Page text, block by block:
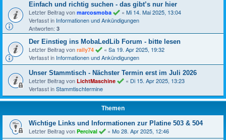
Einfach und richtig suchen - das gibt’s nur hier
Letzter Beitrag von marcosmoba « Mi 14. Mai 2025, 13:04
Verfasst in Informationen und Ankündigungen
Antworten: 3
Der Einstieg ins MobaLedLib Forum - bitte lesen
Letzter Beitrag von raily74 « Sa 19. Apr 2025, 19:32
Verfasst in Informationen und Ankündigungen
Unser Stammtisch - Nächster Termin erst im Juli 2026
Letzter Beitrag von LichtMaschine « Di 15. Apr 2025, 13:23
Verfasst inStammtischtermine
Themen
Wichtige Links und Informationen zur Platine 503 & 504
Letzter Beitrag von Percival « Mo 28. Apr 2025, 12:46